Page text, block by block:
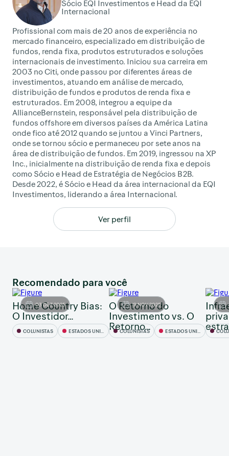
Sócio EQI Investimentos e Head da EQI
Internacional
Profissional com mais de 20 anos de experiência no
mercado financeiro, especializado em distribuição de
fundos, renda fixa, produtos estruturados e soluções
internacionais de investimento. Iniciou sua carreira em
2003 no Citi, onde passou por diferentes áreas de
investimentos, atuando em análise de mercado,
distribuição de fundos e produtos de renda fixa e
estruturados. Em 2008, integrou a equipe da
AllianceBernstein, responsável pela distribuição de
fundos offshore em diversos países da América Latina
onde fico até 2012 quando se juntou a Vinci Partners,
onde se tornou sócio e permaneceu por sete anos na
área de distribuição de fundos. Em 2019, ingressou na XP
Inc., inicialmente na distribuição de renda fixa e depois
como Sócio e Head de Estratégia de Negócios B2B.
Desde 2022, é Sócio e Head da área internacional da EQI
Investimentos, liderando a área Internacional.
Ver perfil
Recomendado para você
03 DEZ 2025
Home Country Bias:
O Investidor…
COLUNISTAS ESTADOS UNIDOS
19 NOV 2025
O Retorno do
Investimento vs. O
Retorno…
COLUNISTAS ESTADOS UNIDOS